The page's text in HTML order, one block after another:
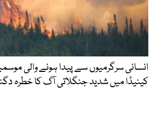
انسانی سرگرمیوں سے پیدا ہونے والی
کینیڈا میں شدید جنگلاتی آگ کا خطرہ